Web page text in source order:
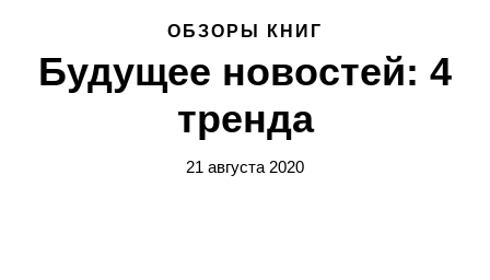
ОБЗОРЫ КНИГ
Будущее новостей: 4
тренда
21 августа 2020